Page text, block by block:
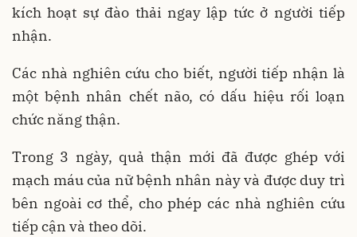
kích hoạt sự đào thải ngay lập tức ở người tiếp
nhận.
Các nhà nghiên cứu cho biết, người tiếp nhận là
một bệnh nhân chết não, có dấu hiệu rối loạn
chức năng thận.
Trong 3 ngày, quả thận mới đã được ghép với
mạch máu của nữ bệnh nhân này và được duy trì
bên ngoài cơ thể, cho phép các nhà nghiên cứu
tiếp cận và theo dõi.